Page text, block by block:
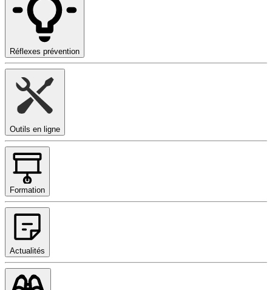
Réflexes prévention
Outils en ligne
Formation
Actualités